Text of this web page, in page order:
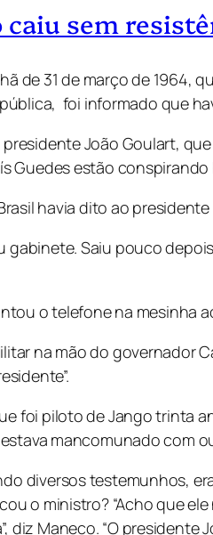
caiu sem
de 31 de março de 1964,
foi informado que
João Goulart,
Guedes estão conspirando
havia dito ao
Saiu pouco
o telefone na mesinha
na mão do governador
foi piloto de Jango trinta
mancomunado com
diversos testemunhos,
o ministro? “Acho que
diz Maneco. “O